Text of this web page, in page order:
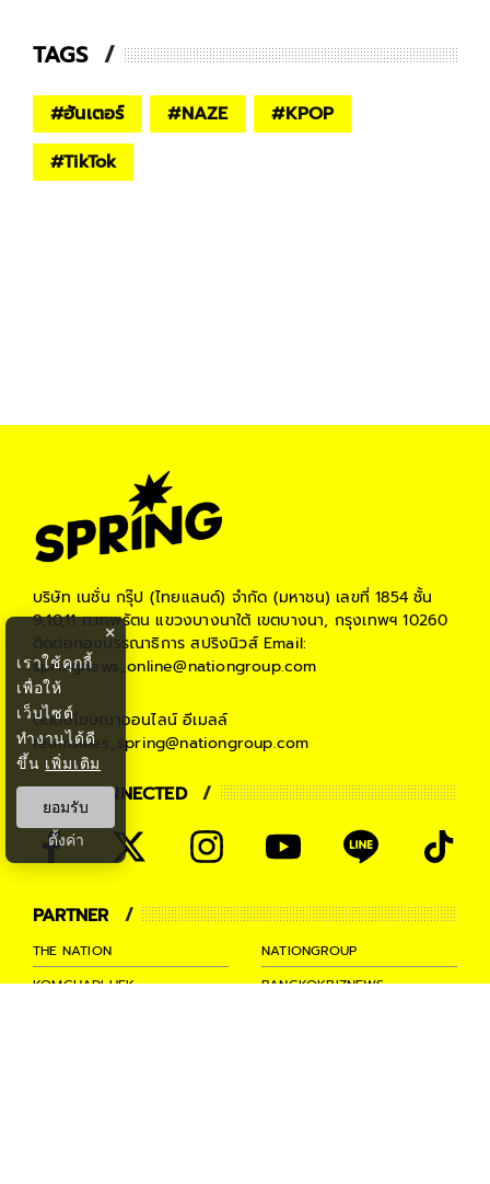
TAGS
#ฮันเตอร์ #NAZE #KPOP
#TikTok
บริษัท เนชั่น กรุ๊ป (ไทยแลนด์) จำกัด (มหาชน) เลขที่ 1854 ชั้น
9,10,11 ถ.เทพรัตน แขวงบางนาใต้ เขตบางนา, กรุงเทพฯ 10260
ติดต่อกองบรรณาธิการ สปริงนิวส์Email:
springnews_online@nationgroup.com
ติดต่อโฆษณาออนไลน์ อีเมลล์
teamsales_spring@nationgroup.com
STAY CONNECTED
PARTNER
THE NATION
NATIONGROUP
KOMCHADLUEK
BANGKOKBIZNEWS
×
เราใช้คุกกี้
เพื่อให้
เว็บไซต์
ทำงานได้ดี
ขึ้น เพิ่มเติม
ยอมรับ
ตั้งค่า